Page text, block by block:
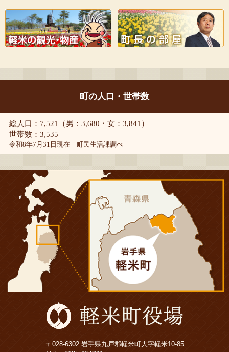
町の人口・世帯数
総人口：7,521（男：3,680・女：3,841）
世帯数：3,535
令和8年7月31日現在 町民生活課調べ
〒028-6302 岩手県九戸郡軽米町大字軽米10-85